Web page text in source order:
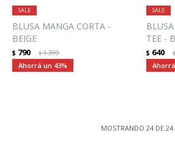
BLUSA MANGA CORTA -
BEIGE
$ 790 $1.399
43
TEE -
$ 640 $
MOSTRANDO 24 DE 24